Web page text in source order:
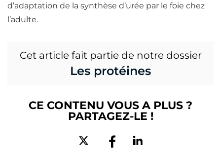
d’adaptation de la synthèse d’urée par le foie chez
l’adulte.
Cet article fait partie de notre dossier
Les protéines
CE CONTENU VOUS A PLUS ?
PARTAGEZ-LE !